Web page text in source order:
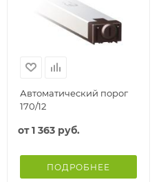
Автоматический порог
170/12
от1 363 руб.
ПОДРОБНЕЕ